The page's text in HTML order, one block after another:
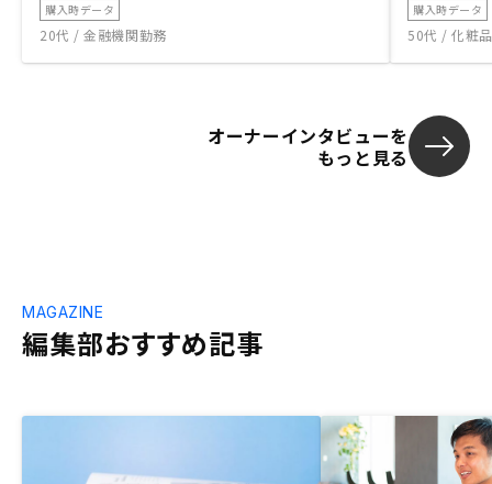
購入時データ
20代 / 金融機関勤務
購入時データ
50代 / 化粧
オーナーインタビューを
もっと見る
編集部おすすめ記事
MAGAZINE